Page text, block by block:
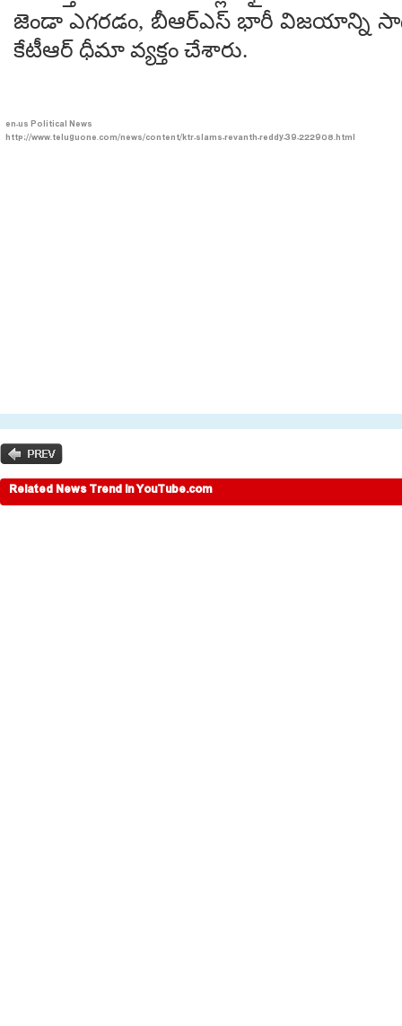
జెండా ఎగరడం, బీఆర్ఎస్ భారీ విజయాన్ని
కేటీఆర్ ధీమా వ్యక్తం చేశారు.
en-usPolitical News
http://www.teluguone.com/news/content/ktr-slams-revanth-reddy-39-222908.html